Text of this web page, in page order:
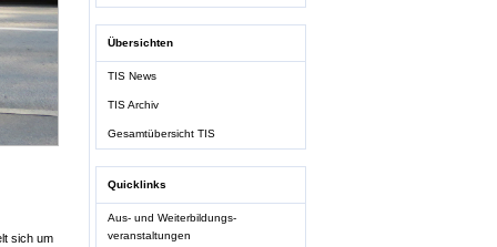
sich um
Übersichten
TIS News
TIS Archiv
Gesamtübersicht TIS
Quicklinks
Aus- und Weiterbildungs-
veranstaltungen